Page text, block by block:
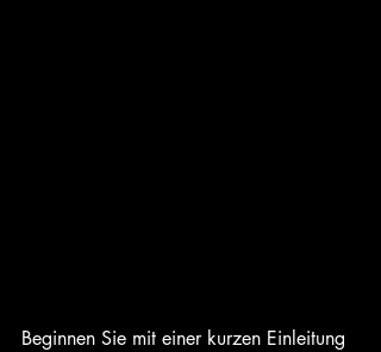
Beginnen Sie mit einer kurzen Einleitung